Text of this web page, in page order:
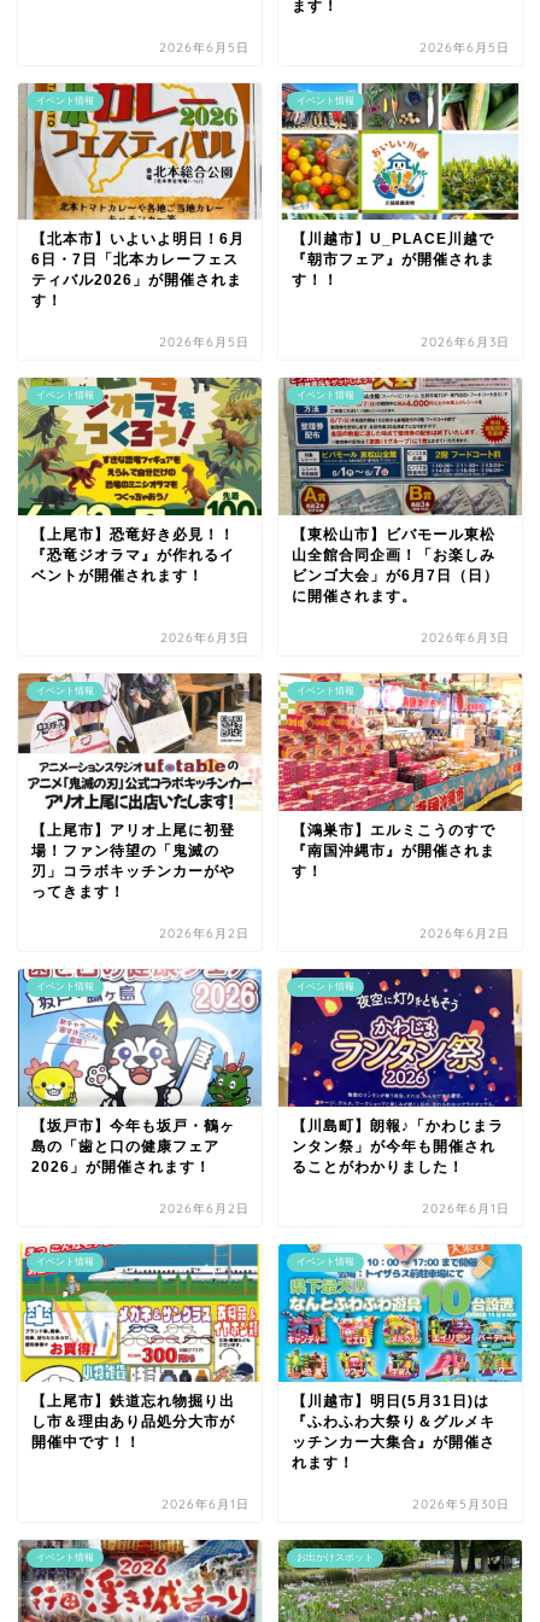
2026年6月5日
ます！
2026年6月5日
イベント情報
【北本市】いよいよ明日！6月
6日・7日「北本カレーフェス
ティバル2026」が開催されま
す！
2026年6月5日
イベント情報
【川越市】U_PLACE川越で
『朝市フェア』が開催されま
す！！
2026年6月3日
イベント情報
【上尾市】恐竜好き必見！！
『恐竜ジオラマ』が作れるイ
ベントが開催されます！
2026年6月3日
イベント情報
【東松山市】ビバモール東松
山全館合同企画！「お楽しみ
ビンゴ大会」が6月7日（日）
に開催されます。
2026年6月3日
イベント情報
【上尾市】アリオ上尾に初登
場！ファン待望の「鬼滅の
刃」コラボキッチンカーがや
ってきます！
2026年6月2日
イベント情報
【鴻巣市】エルミこうのすで
『南国沖縄市』が開催されま
す！
2026年6月2日
イベント情報
【坂戸市】今年も坂戸・鶴ヶ
島の「歯と口の健康フェア
2026」が開催されます！
2026年6月2日
イベント情報
【川島町】朗報♪「かわじまラ
ンタン祭」が今年も開催され
ることがわかりました！
2026年6月1日
イベント情報
【上尾市】鉄道忘れ物掘り出
し市＆理由あり品処分大市が
開催中です！！
2026年6月1日
イベント情報
【川越市】明日(5月31日)は
『ふわふわ大祭り＆グルメキ
ッチンカー大集合』が開催さ
れます！
2026年5月30日
イベント情報 お出かけスポット